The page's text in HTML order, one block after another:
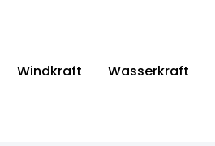
Windkraft Wasserkraft